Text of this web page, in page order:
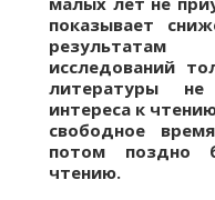
показывает
исследований
литературы
интереса к
свободное
потом поздно
чтению.